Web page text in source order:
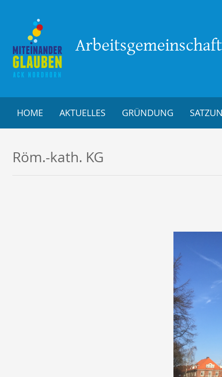
HOME AKTUELLES GRÜNDUNG
Röm.-kath. KG